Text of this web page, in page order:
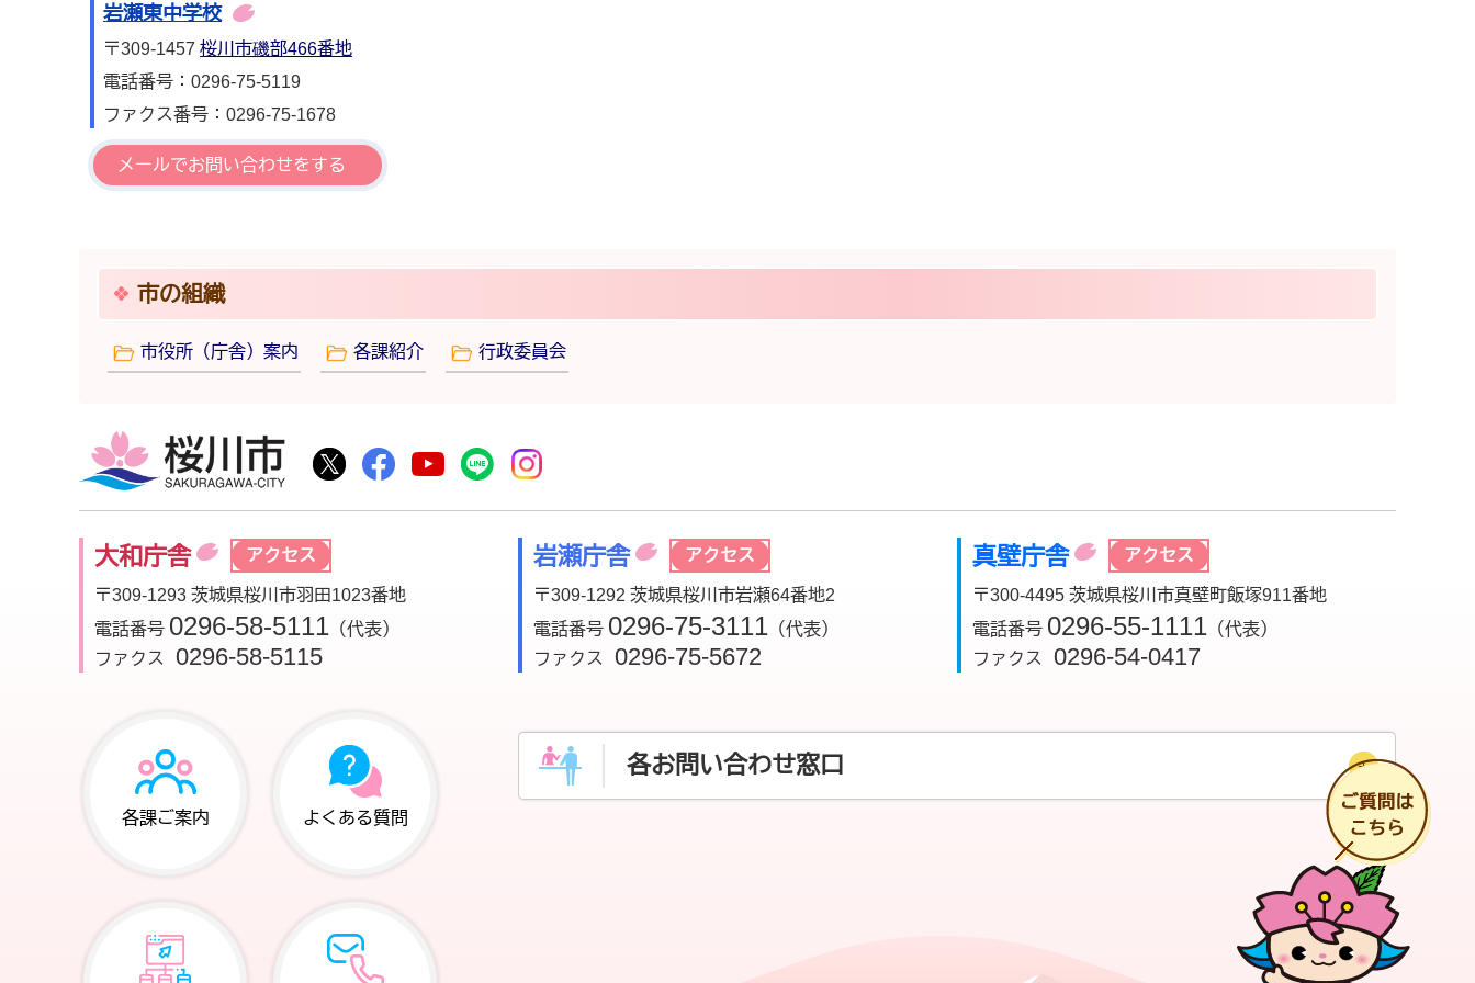
岩瀬東中学校
〒309-1457 桜川市磯部466番地
電話番号：0296-75-5119
ファクス番号：0296-75-1678
メールでお問い合わせをする
市の組織
市役所（庁舎）案内 各課紹介 行政委員会
桜川市公式Twitter
桜川市公式Facebook
桜川市公式YouTube
桜川市公式LINE
大和庁舎 アクセス
〒309-1293 茨城県桜川市羽田1023番地
電話番号 0296-58-5111 （代表）
ファクス
0296-58-5115
岩瀬庁舎 アクセス
〒309-1292 茨城県桜川市岩瀬64番地2
電話番号 0296-75-3111 （代表）
ファクス
0296-75-5672
真壁庁舎 アクセス
〒300-4495 茨城県桜川市真壁町飯塚911番地
電話番号 0296-55-1111 （代表）
ファクス
0296-54-0417
各課ご案内 よくある質問
各お問い合わせ窓口